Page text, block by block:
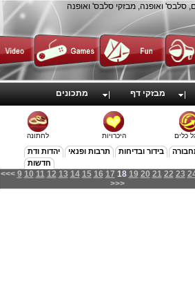
סלבס' ואופנה, מבזקי סלבס' ואופנה
יהדות ודת תרבות ופנאי בידור ובדיחות
חדשות
<<< 9 10 11 12 13 14 15 16 17 18 19 20 21 22 23
>>>
מבזקי דף מתכונים
לחתונה היכרויות כלים